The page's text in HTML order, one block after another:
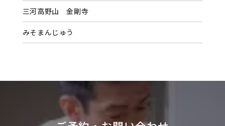
三河高野山 金剛寺
みそまんじゅう